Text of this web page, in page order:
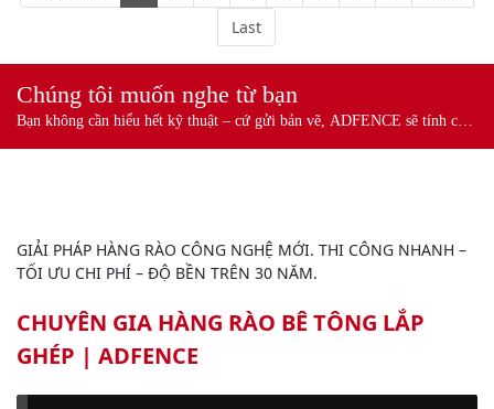
Last
Chúng tôi muốn nghe từ bạn
Bạn không cần hiểu hết kỹ thuật – cứ gửi bản vẽ, ADFENCE sẽ tính cho
GIẢI PHÁP HÀNG RÀO CÔNG NGHỆ MỚI. THI CÔNG NHANH –
TỐI ƯU CHI PHÍ – ĐỘ BỀN TRÊN 30 NĂM.
CHUYÊN GIA HÀNG RÀO BÊ TÔNG LẮP
GHÉP | ADFENCE